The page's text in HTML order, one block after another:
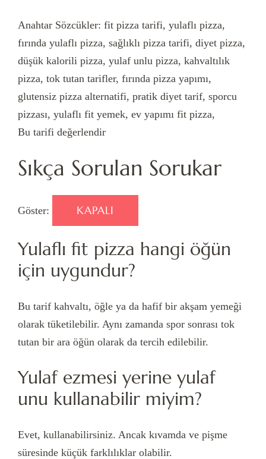
Anahtar Sözcükler: fit pizza tarifi, yulaflı pizza,
fırında yulaflı pizza, sağlıklı pizza tarifi, diyet pizza,
düşük kalorili pizza, yulaf unlu pizza, kahvaltılık
pizza, tok tutan tarifler, fırında pizza yapımı,
glutensiz pizza alternatifi, pratik diyet tarif, sporcu
pizzası, yulaflı fit yemek, ev yapımı fit pizza,
Bu tarifi değerlendir
Sıkça Sorulan Sorukar
Göster: KAPALI
Yulaflı fit pizza hangi öğün
için uygundur?
Bu tarif kahvaltı, öğle ya da hafif bir akşam yemeği
olarak tüketilebilir. Aynı zamanda spor sonrası tok
tutan bir ara öğün olarak da tercih edilebilir.
Yulaf ezmesi yerine yulaf
unu kullanabilir miyim?
Evet, kullanabilirsiniz. Ancak kıvamda ve pişme
süresinde küçük farklılıklar olabilir.